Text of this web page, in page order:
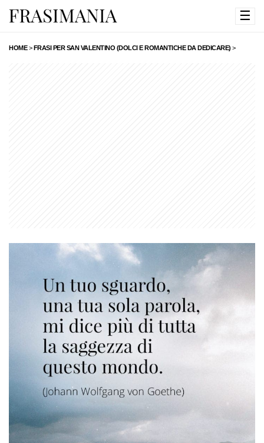
☰
HOME>FRASI PER SAN VALENTINO (DOLCI E ROMANTICHE DA DEDICARE) >